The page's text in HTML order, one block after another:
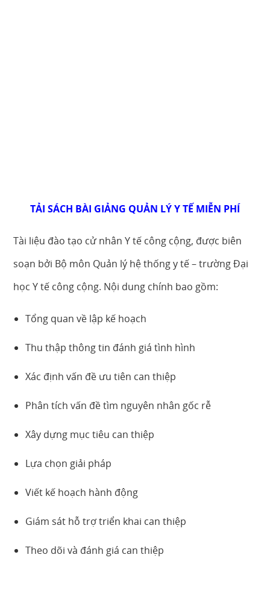
TẢI SÁCH BÀI GIẢNG QUẢN LÝ Y TẾ MIỄN PHÍ
Tài liệu đào tạo cử nhân Y tế công cộng, được biên
soạn bởi Bộ môn Quản lý hệ thống y tế – trường Đại
học Y tế công cộng. Nội dung chính bao gồm:
Tổng quan về lập kế hoạch
Thu thập thông tin đánh giá tình hình
Xác định vấn đề ưu tiên can thiệp
Phân tích vấn đề tìm nguyên nhân gốc rễ
Xây dựng mục tiêu can thiệp
Lựa chọn giải pháp
Viết kế hoạch hành động
Giám sát hỗ trợ triển khai can thiệp
Theo dõi và đánh giá can thiệp